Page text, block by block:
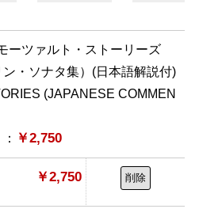
ーツァルト・ストーリーズ
ン・ソナタ集）(日本語解説付)
(JAPANESE COMMEN
￥2,750
￥2,750 削除